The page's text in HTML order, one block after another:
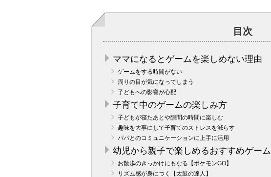
目次
ママになるとゲームを楽しめない理由
ゲームをする時間がない
周りの目が気になってしまう
子どもへの影響が心配
子育て中のゲームの楽しみ方
子どもが寝たあとや隙間の時間に楽しむ
趣味を大事にして子育てのストレスを減らす
パパとのコミュニケーションに上手に活用
幼児から親子で楽しめるおすすめゲーム
お散歩のきっかけにもなる【ポケモンGO】
リズム感が身につく【太鼓の達人】